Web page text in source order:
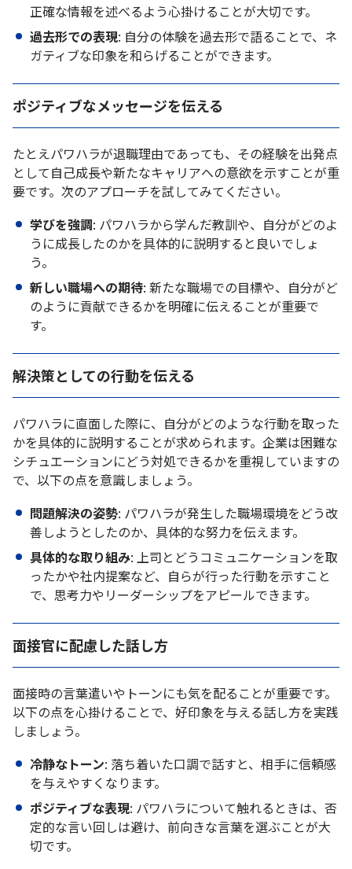
正確な情報を述べるよう心掛けることが大切です。
過去形での表現: 自分の体験を過去形で語ることで、ネ
ガティブな印象を和らげることができます。
ポジティブなメッセージを伝える
たとえパワハラが退職理由であっても、その経験を出発点
として自己成長や新たなキャリアへの意欲を示すことが重
要です。次のアプローチを試してみてください。
学びを強調: パワハラから学んだ教訓や、自分がどのよ
うに成長したのかを具体的に説明すると良いでしょ
う。
新しい職場への期待: 新たな職場での目標や、自分がど
のように貢献できるかを明確に伝えることが重要で
す。
解決策としての行動を伝える
パワハラに直面した際に、自分がどのような行動を取った
かを具体的に説明することが求められます。企業は困難な
シチュエーションにどう対処できるかを重視していますの
で、以下の点を意識しましょう。
問題解決の姿勢: パワハラが発生した職場環境をどう改
善しようとしたのか、具体的な努力を伝えます。
具体的な取り組み: 上司とどうコミュニケーションを取
ったかや社内提案など、自らが行った行動を示すこと
で、思考力やリーダーシップをアピールできます。
面接官に配慮した話し方
面接時の言葉遣いやトーンにも気を配ることが重要です。
以下の点を心掛けることで、好印象を与える話し方を実践
しましょう。
冷静なトーン: 落ち着いた口調で話すと、相手に信頼感
を与えやすくなります。
ポジティブな表現: パワハラについて触れるときは、否
定的な言い回しは避け、前向きな言葉を選ぶことが大
切です。